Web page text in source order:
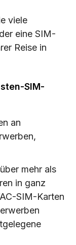
viele
eine SIM-
Reise in
SIM-
an
mehr als
in ganz
SIM-Karten